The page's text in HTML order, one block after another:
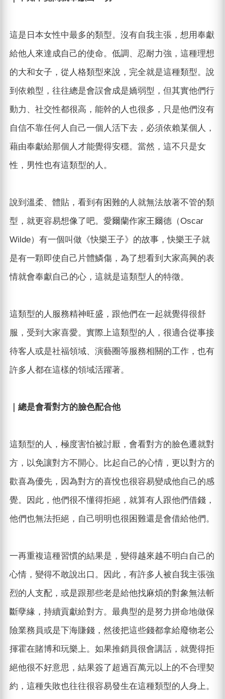
這是日本女性中最多的類型。沒有自我主張，想用奉獻
給他人來達成自己的使命。低調、忍耐力強，這種理想
的大和女子，從人格類型來說，完全就是這種類型。說
到依賴型，往往總是會誤會成是嬌弱型，但其實他們行
動力、社交性都很高，能幹的人也很多，只是他們沒有
自信不靠任何人自己一個人活下去，必須依賴某個人，
藉由奉獻給那個人才能覺得安穩。當然，這不只是女
性，男性也有這類型的人。
說到溫柔、體貼，看到有困難的人就無法放著不管的類
型，就更容易想像了吧。愛爾蘭作家王爾德（Oscar
Wilde）有一個叫做《快樂王子》的故事，快樂王子就
是有一顆即使自己片體鱗傷，為了想看到大家高興的表
情就會奉獻自己的心，這就是這類型人的特徵。
這類型的人服務精神旺盛，跟他們在一起就覺得很舒
服，受到大家喜愛。實際上這類型的人，很適合從事接
待客人或是社福領域、演藝圈等服務相關的工作，也有
許多人都在這樣的領域活躍著。
｜總是會看對方的臉色配合他
這類型的人，極度害怕被討厭，會看對方的臉色遷就對
方，以免讓對方不開心。比起自己的心情，更以對方的
歡喜為優先，因為對方的喜悅也很容易變成他自己的感
覺。因此，他們很不懂得拒絕，就算有人跟他們借錢，
他們也無法拒絕，自己明明也很困難還是會借給他們。
一再重複這種習慣的結果是，變得越來越不明白自己的
心情，變得不敢說出口。因此，有許多人被自我主張強
烈的人支配，或是跟那些老是給他找麻煩的對象無法斬
斷孽緣，持續貢獻給對方。最典型的是努力拼命地做保
險業務員或是下海賺錢，然後把這些錢都拿給廢物老公
揮霍在賭博和玩樂上。如果推銷員很會講話，就覺得拒
絕他很不好意思，結果簽了超過百萬元以上的不合理契
約，這種失敗也往往很容易發生在這種類型的人身上。